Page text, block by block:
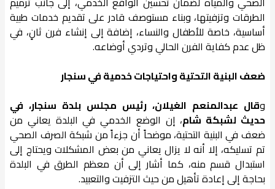
الطرقات وتزفيتها، وبناء مستوصف قادر على تقديم خدمات طبية
أساسية، خاصة للأطفال والنساء، إضافة إلى إنشاء فرن ثانٍ، في
ظل عدم كفاية الفرن الحالي وتردي أوضاعه.
ضعف البنية التحتية واحتياجات خدمية في سنجار
وقال عبدالمنعم الغيلان، رئيس مجلس بلدة سنجار، في
حديث لشبكة شام، إن الوضع الخدمي في البلدة يعاني من
ضعف في البنية التحتية، موضحاً أن جزءاً من شبكة الصرف الصحي
تم تسليكه، إلا أنه لا يزال يعاني من بعض المشكلات ويحتاج إلى
استبدال قسم منه، كما أشار إلى أن معظم الطرق في البلدة
بحاجة إلى إعادة تأهيل من حيث التزفيت والتعبيد.